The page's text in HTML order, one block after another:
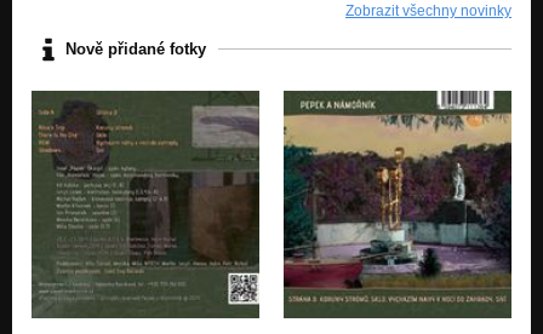
Zobrazit všechny novinky
Nově přidané fotky